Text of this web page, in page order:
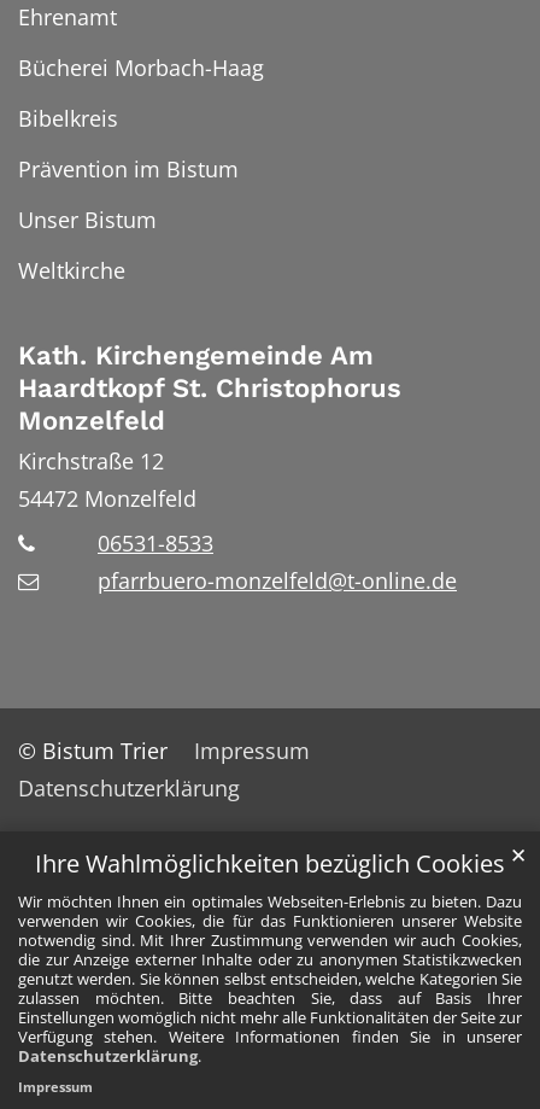
Ihre Wahlmöglichkeiten bezüglich Cookies
Wir möchten Ihnen ein optimales Webseiten-Erlebnis zu bieten. Dazu
verwenden wir Cookies, die für das Funktionieren unserer Website
notwendig sind. Mit Ihrer Zustimmung verwenden wir auch Cookies,
die zur Anzeige externer Inhalte oder zu anonymen Statistikzwecken
genutzt werden. Sie können selbst entscheiden, welche Kategorien Sie
zulassen möchten. Bitte beachten Sie, dass auf Basis Ihrer
Einstellungen womöglich nicht mehr alle Funktionalitäten der Seite zur
Verfügung stehen. Weitere Informationen finden Sie in unserer
Datenschutzerklärung.
✕
Impressum
Ehrenamt
Bücherei Morbach-Haag
Bibelkreis
Prävention im Bistum
Unser Bistum
Weltkirche
Kath. Kirchengemeinde Am
Haardtkopf St. Christophorus
Monzelfeld
Kirchstraße 12
54472 Monzelfeld
06531-8533
pfarrbuero-monzelfeld@t-online.de
© Bistum Trier
Impressum
Datenschutzerklärung